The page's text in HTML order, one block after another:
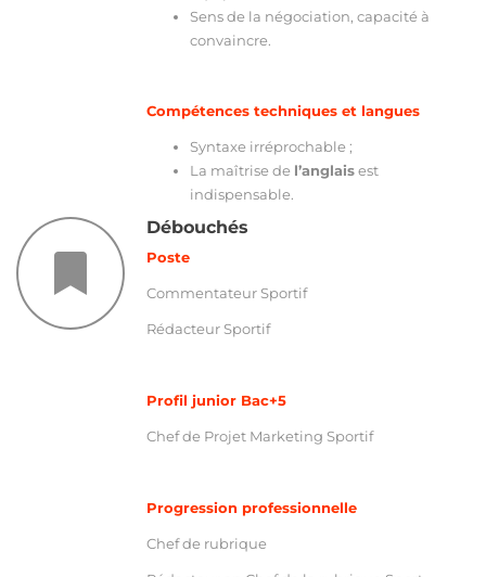
Sens de la négociation, capacité à
convaincre.
Compétences techniques et langues
Syntaxe irréprochable ;
La maîtrise de l’anglaisest
indispensable.
Débouchés
Poste
Commentateur Sportif
Rédacteur Sportif
Profil junior Bac+5
Chef de Projet Marketing Sportif
Progression professionnelle
Chef de rubrique